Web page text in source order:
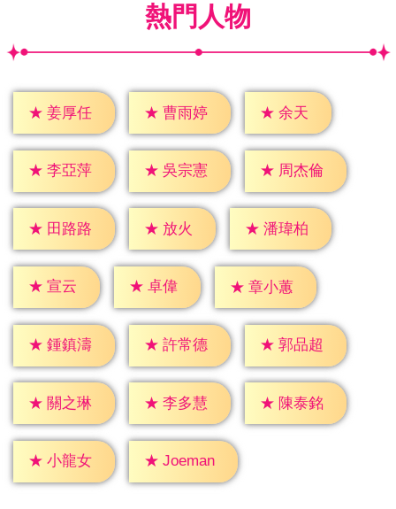
熱門人物
★ 姜厚任 ★ 曹雨婷 ★ 余天
★ 李亞萍 ★ 吳宗憲 ★ 周杰倫
★ 田路路 ★ 放火 ★ 潘瑋柏
★ 宣云 ★ 卓偉 ★ 章小蕙
★ 鍾鎮濤 ★ 許常德 ★ 郭品超
★ 關之琳 ★ 李多慧 ★ 陳泰銘
★ 小龍女 ★ Joeman